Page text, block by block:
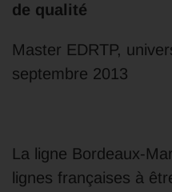
de qualité
Master EDRTP,
septembre 2013
La ligne Bordeaux-
lignes françaises à